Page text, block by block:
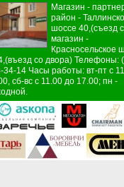
Магазин -
район -
шоссе 40,(съезд
магазин -
Красносельское
со двора) Телефоны:
34-14 Часы работы: вт-пт с
сб-вс с 11.00 до 17.00; пн -